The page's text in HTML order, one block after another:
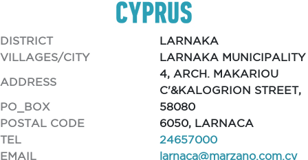
DISTRICT
LARNAKA
VILLAGES/CITY
LARNAKA MUNICIPALITY
ADDRESS
4, ARCH. MAKARIOU
C'&KALOGRION STREET,
PO_BOX
58080
POSTAL CODE
6050, LARNACA
TEL
24657000
EMAIL
larnaca@marzano.com.cy